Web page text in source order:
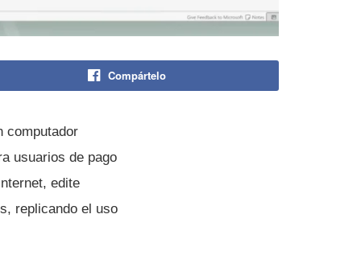
Compártelo
computador
usuarios de pago
edite
replicando el uso